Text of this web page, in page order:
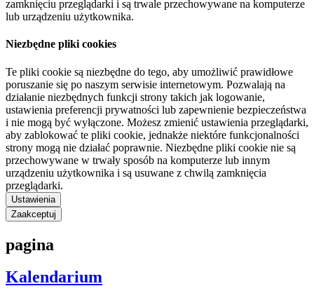
zamknięciu przeglądarki i są trwale przechowywane na komputerze
lub urządzeniu użytkownika.
Niezbędne pliki cookies
Te pliki cookie są niezbędne do tego, aby umożliwić prawidłowe
poruszanie się po naszym serwisie internetowym. Pozwalają na
działanie niezbędnych funkcji strony takich jak logowanie,
ustawienia preferencji prywatności lub zapewnienie bezpieczeństwa
i nie mogą być wyłączone. Możesz zmienić ustawienia przeglądarki,
aby zablokować te pliki cookie, jednakże niektóre funkcjonalności
strony mogą nie działać poprawnie. Niezbędne pliki cookie nie są
przechowywane w trwały sposób na komputerze lub innym
urządzeniu użytkownika i są usuwane z chwilą zamknięcia
przeglądarki.
Ustawienia
Zaakceptuj
pagina
Kalendarium